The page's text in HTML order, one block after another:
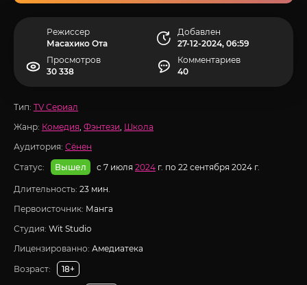
Режиссер
Масахико Ота
Добавлен
27-12-2024, 06:59
Просмотров
30 338
Комментариев
40
Тип: TV Сериал
Жанр: Комедия, Фэнтези, Школа
Аудитория: Сёнен
Статус:
Вышел с 7 июля 2024 г. по 22 сентября 2024 г.
Длительность: 23 мин.
Первоисточник: Манга
Студия: Wit Studio
Лицензированно: Амедиатека
Возраст:
18+